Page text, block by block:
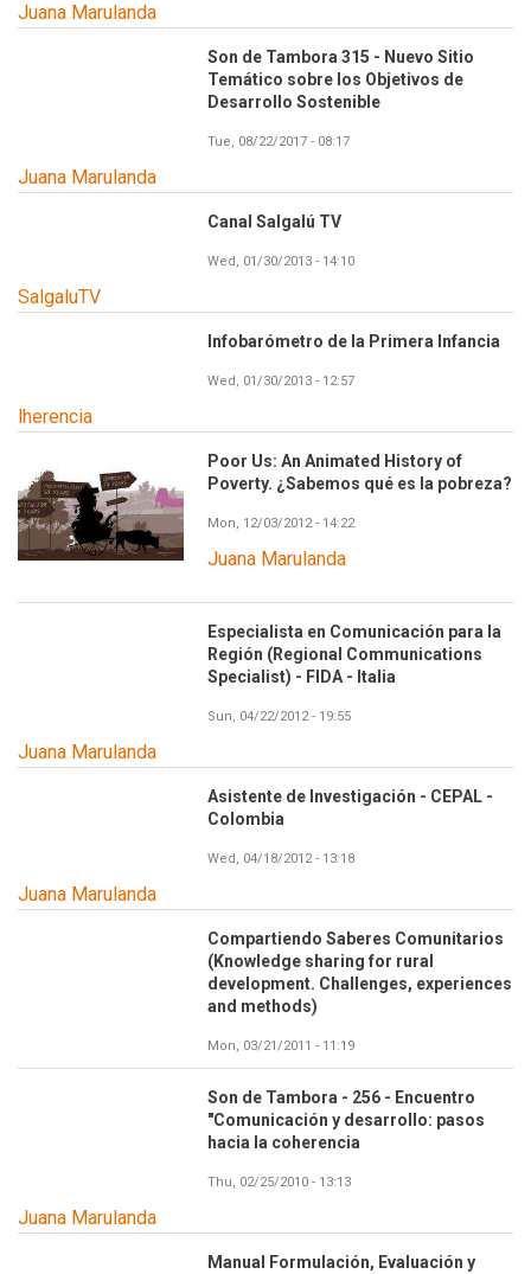
Juana Marulanda
Son de Tambora 315 - Nuevo Sitio
Temático sobre los Objetivos de
Desarrollo Sostenible
Tue, 08/22/2017 - 08:17
Juana Marulanda
Canal Salgalú TV
Wed, 01/30/2013 - 14:10
SalgaluTV
Infobarómetro de la Primera Infancia
Wed, 01/30/2013 - 12:57
lherencia
Poor Us: An Animated History of
Poverty. ¿Sabemos qué es la pobreza?
Mon, 12/03/2012 - 14:22
Juana Marulanda
Especialista en Comunicación para la
Región (Regional Communications
Specialist) - FIDA - Italia
Sun, 04/22/2012 - 19:55
Juana Marulanda
Asistente de Investigación - CEPAL -
Colombia
Wed, 04/18/2012 - 13:18
Juana Marulanda
Compartiendo Saberes Comunitarios
(Knowledge sharing for rural
development. Challenges, experiences
and methods)
Mon, 03/21/2011 - 11:19
Son de Tambora - 256 - Encuentro
"Comunicación y desarrollo: pasos
hacia la coherencia
Thu, 02/25/2010 - 13:13
Juana Marulanda
Manual Formulación, Evaluación y